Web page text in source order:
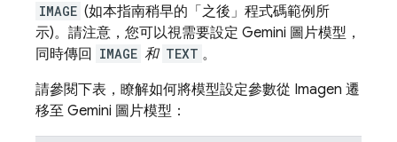
IMAGE (如本指南稍早的「之後」程式碼範例所
示)。請注意，您可以視需要設定 Gemini 圖片模型，
同時傳回
IMAGE 和 TEXT 。
請參閱下表，瞭解如何將模型設定參數從 Imagen 遷
移至 Gemini 圖片模型：